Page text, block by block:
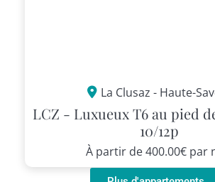
La Clusaz - Haute-
LCZ - Luxueux T6 au pied
10/12p
À partir de400.00€ par